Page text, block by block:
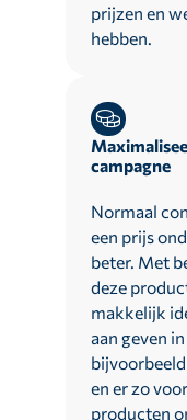
prijzen en
hebben.
campagne
Normaal
een prijs
beter. Met
deze
makkelijk
aan geven
en er zo
producten